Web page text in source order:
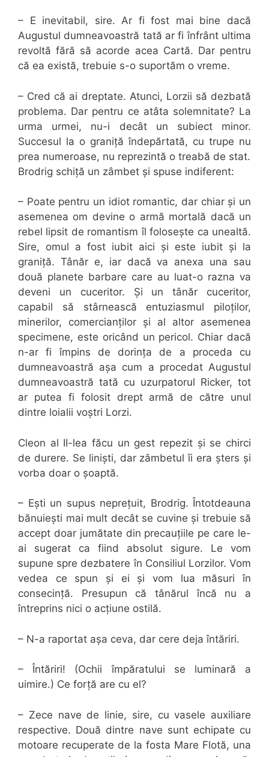
– E inevitabil, sire. Ar fi fost mai bine dacă
Augustul dumneavoastră tată ar fi înfrânt ultima
revoltă fără să acorde acea Cartă. Dar pentru
că ea există, trebuie s-o suportăm o vreme.
– Cred că ai dreptate. Atunci, Lorzii să dezbată
problema. Dar pentru ce atâta solemnitate? La
urma urmei, nu-i decât un subiect minor.
Succesul la o graniță îndepărtată, cu trupe nu
prea numeroase, nu reprezintă o treabă de stat.
Brodrig schiță un zâmbet și spuse indiferent:
– Poate pentru un idiot romantic, dar chiar și un
asemenea om devine o armă mortală dacă un
rebel lipsit de romantism îl folosește ca unealtă.
Sire, omul a fost iubit aici și este iubit și la
graniță. Tânăr e, iar dacă va anexa una sau
două planete barbare care au luat-o razna va
deveni un cuceritor. Și un tânăr cuceritor,
capabil să stârnească entuziasmul piloților,
minerilor, comercianților și al altor asemenea
specimene, este oricând un pericol. Chiar dacă
n-ar fi împins de dorința de a proceda cu
dumneavoastră așa cum a procedat Augustul
dumneavoastră tată cu uzurpatorul Ricker, tot
ar putea fi folosit drept armă de către unul
dintre loialii voștri Lorzi.
Cleon al II-lea făcu un gest repezit și se chirci
de durere. Se liniști, dar zâmbetul îi era șters și
vorba doar o șoaptă.
– Ești un supus neprețuit, Brodrig. Întotdeauna
bănuiești mai mult decât se cuvine și trebuie să
accept doar jumătate din precauțiile pe care le-
ai sugerat ca fiind absolut sigure. Le vom
supune spre dezbatere în Consiliul Lorzilor. Vom
vedea ce spun și ei și vom lua măsuri în
consecință. Presupun că tânărul încă nu a
întreprins nici o acțiune ostilă.
– N-a raportat așa ceva, dar cere deja întăriri.
– Întăriri! (Ochii împăratului se luminară a
uimire.) Ce forță are cu el?
– Zece nave de linie, sire, cu vasele auxiliare
respective. Două dintre nave sunt echipate cu
motoare recuperate de la fosta Mare Flotă, una